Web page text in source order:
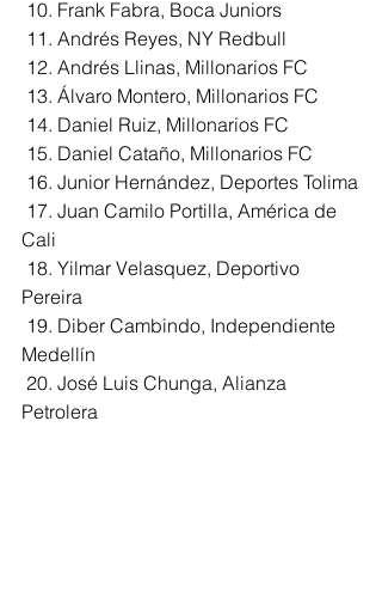
10. Frank Fabra, Boca Juniors
11. Andrés Reyes, NY Redbull
12. Andrés Llinas, Millonarios FC
13. Álvaro Montero, Millonarios FC
14. Daniel Ruiz, Millonarios FC
15. Daniel Cataño, Millonarios FC
16. Junior Hernández, Deportes Tolima
Cali
Pereira
Medellín
Petrolera